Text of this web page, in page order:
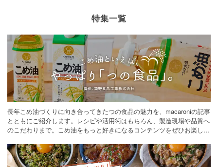
特集一覧
長年こめ油づくりに向き合ってきたつの食品の魅力を、macaroniの記事
とともにご紹介します。レシピや活用術はもちろん、製造現場や品質へ
のこだわりまで。こめ油をもっと好きになるコンテンツをぜひお楽しみ